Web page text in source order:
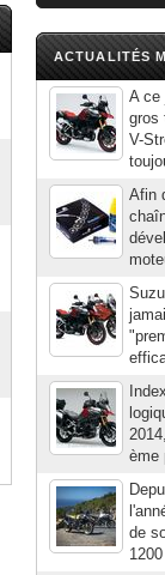
ACTUALITÉS
A ce
gros
V-
Afin
ème
de